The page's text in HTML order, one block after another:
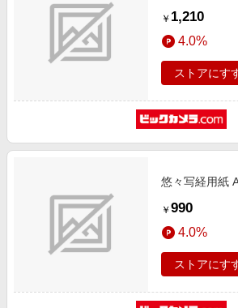
￥ 1,210
4.0%
ストアにす
悠々写経用紙
￥ 990
4.0%
ストアにす